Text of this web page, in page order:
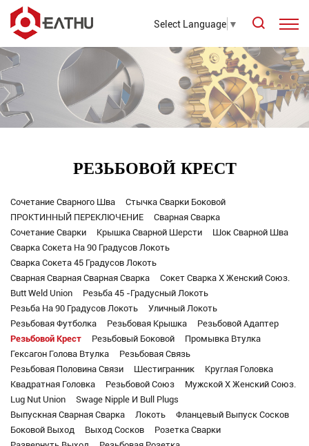
Select Language ▼
РЕЗЬБОВОЙ КРЕСТ
Сочетание Сварного Шва
Стычка Сварки Боковой
ПРОКТИННЫЙ ПЕРЕКЛЮЧЕНИЕ
Сварная Сварка
Сочетание Сварки
Крышка Сварной Шерсти
Шок Сварной Шва
Сварка Сокета На 90 Градусов Локоть
Сварка Сокета 45 Градусов Локоть
Сварная Сварная Сварная Сварка
Сокет Сварка X Женский Союз.
Butt Weld Union
Резьба 45 -градусный Локоть
Резьба На 90 Градусов Локоть
Уличный Локоть
Резьбовая Футболка
Резьбовая Крышка
Резьбовой Адаптер
Резьбовой Крест
Резьбовый Боковой
Промывка Втулка
Гексагон Голова Втулка
Резьбовая Связь
Резьбовая Половина Связи
Шестигранник
Круглая Головка
Квадратная Головка
Резьбовой Союз
Мужской X Женский Союз.
Lug Nut Union
Swage Nipple И Bull Plugs
Выпускная Сварная Сварка
Локоть
Фланцевый Выпуск Сосков
Боковой Выход
Выход Сосков
Розетка Сварки